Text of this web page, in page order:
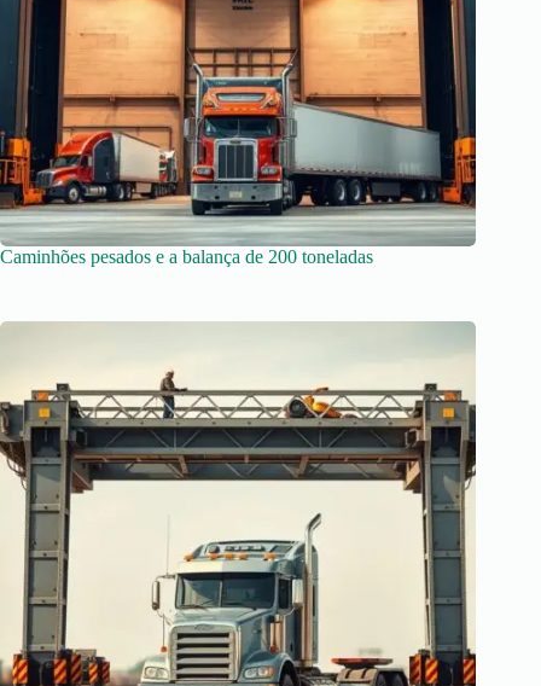
Caminhões pesados e a balança de 200 toneladas